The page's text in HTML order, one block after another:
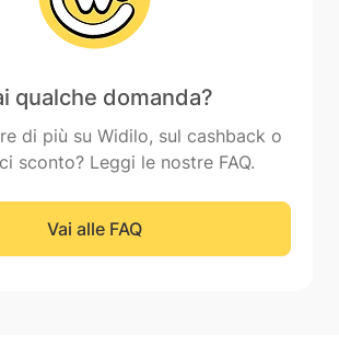
qualche domanda?
di più su Widilo, sul cashback o
sconto? Leggi le nostre FAQ.
Vai alle FAQ